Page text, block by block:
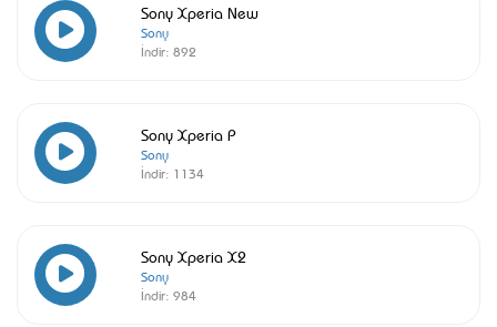
Sony Xperia New
Sony
İndir: 892
Sony Xperia P
Sony
İndir: 1134
Sony Xperia X2
Sony
İndir: 984